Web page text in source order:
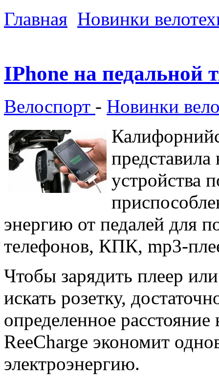
Главная Новинки
IPhone на педальной
Велоспорт - Новинки
устройства
энергию от педалей для
телефонов, КПК, mp3-
Чтобы зарядить плеер
искать розетку,
определенное
ReeCharge экономит
электроэнергию.